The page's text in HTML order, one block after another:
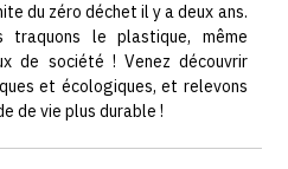
du zéro déchet il y a deux ans.
traquons le plastique, même
de société ! Venez découvrir
et écologiques, et relevons
de vie plus durable !